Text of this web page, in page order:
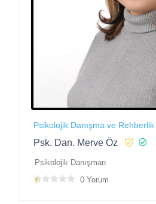
Psikolojik Danışma ve Rehberlik
Psk. Dan. Merve Öz
Psikolojik Danışman
0 Yorum